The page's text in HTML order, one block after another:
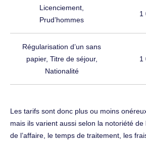
Licenciement,
Prud’hommes
1
Régularisation d’un sans
papier, Titre de séjour,
Nationalité
1
Les tarifs sont donc plus ou moins
mais ils varient aussi selon la notoriété de
de l’affaire, le temps de traitement, les